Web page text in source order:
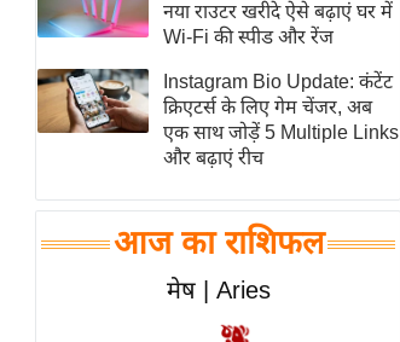
समसामयिक
मातृभूमि
स्तंभ
एम.
चाय पर
समीक्षा
नया राउटर खरीदे ऐसे बढ़ाएं घर में
Wi-Fi की स्पीड और रेंज
Instagram Bio Update: कंटेंट
क्रिएटर्स के लिए गेम चेंजर, अब
एक साथ जोड़ें 5 Multiple Links
और बढ़ाएं रीच
आज का राशिफल
मेष | Aries